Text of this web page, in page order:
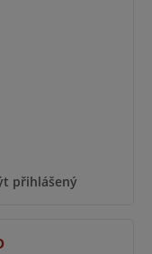
přihlášený